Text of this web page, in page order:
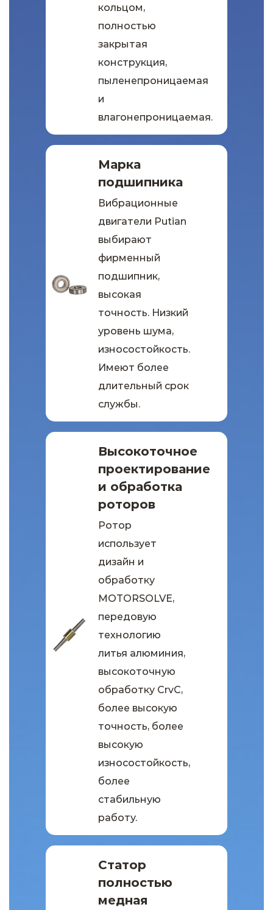
кольцом,
полностью
закрытая
конструкция,
пыленепроницаемая
и
влагонепроницаемая.
Марка
подшипника
Вибрационные
двигатели Putian
выбирают
фирменный
подшипник,
высокая
точность. Низкий
уровень шума,
износостойкость.
Имеют более
длительный срок
службы.
Высокоточное
проектирование
и обработка
роторов
Ротор
использует
дизайн и
обработку
MOTORSOLVE,
передовую
технологию
литья алюминия,
высокоточную
обработку CrvC,
более высокую
точность, более
высокую
износостойкость,
более
стабильную
работу.
Статор
полностью
медная